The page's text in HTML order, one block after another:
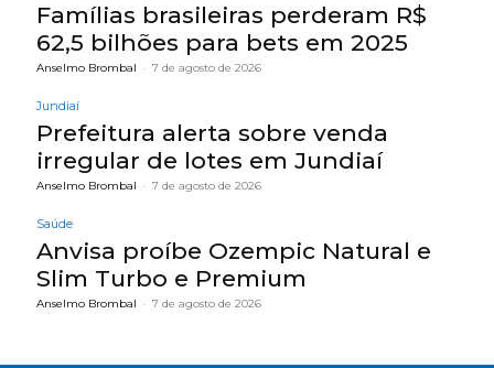
Famílias brasileiras perderam R$
62,5 bilhões para bets em 2025
Anselmo Brombal - 7 de agosto de 2026
Jundiaí
Prefeitura alerta sobre venda
irregular de lotes em Jundiaí
Anselmo Brombal - 7 de agosto de 2026
Saúde
Anvisa proíbe Ozempic Natural e
Slim Turbo e Premium
Anselmo Brombal - 7 de agosto de 2026